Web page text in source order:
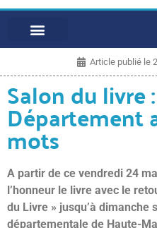
Article publié le
Salon du livre
Département
mots
A partir de ce vendredi 24
l’honneur le livre avec le
du Livre » jusqu’à dimanche
départementale de Haute-